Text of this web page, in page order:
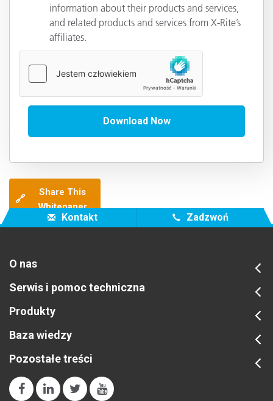
information about their products and services,
and related products and services from X-Rite’s
affiliates.
🔗
Share This
Whitepaper
Kontakt Zadzwoń
O nas
Serwis i pomoc techniczna
Produkty
Baza wiedzy
Pozostałe treści